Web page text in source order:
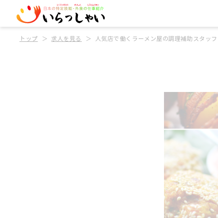
トップ 求人を見る 人気店で働くラーメン屋の調理補助スタッフ